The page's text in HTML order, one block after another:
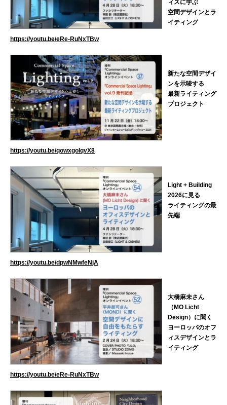
ィスに学ぶ
空間デザインとラ
イティング
https://youtu.be/eRe-RuNxTBw
新たな空間デザイ
ンを示唆する
最新ライティング
プロジェクト
https://youtu.be/qowxgoIqvX8
Light + Building
2026に見る
ライティングの最
先端
https://youtu.be/dpwNMwfeNjA
大橋麻未さん
（MO Licht
Design）に聞く
ヨーロッパのオフ
ィスデザインとラ
イティング
https://youtu.be/eRe-RuNxTBw